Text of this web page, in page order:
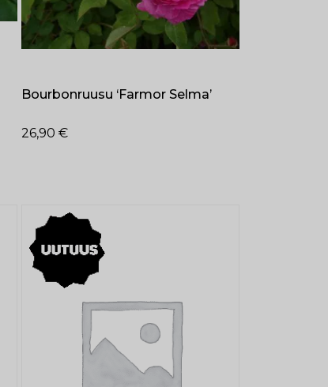
Bourbonruusu ‘Farmor Selma’
26,90 €